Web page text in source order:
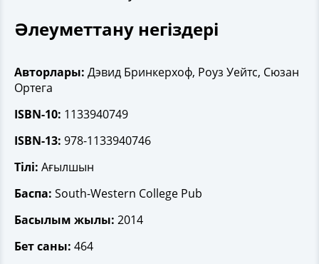
Әлеуметтану негіздері
Авторлары: Дэвид Бринкерхоф, Роуз Уейтс, Сюзан
Ортега
ISBN-10: 1133940749
ISBN-13: 978-1133940746
Тілі: Ағылшын
Баспа: South-Western College Pub
Басылым жылы: 2014
Бет саны: 464